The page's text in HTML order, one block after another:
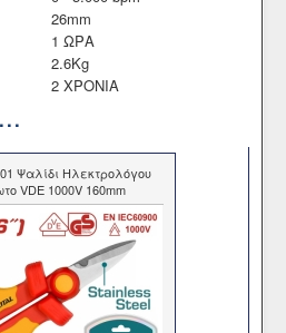
26mm
1 ΩΡΑ
2.6Kg
2 ΧΡΟΝΙΑ
Ψαλίδι Ηλεκτρολόγου
VDE 1000V 160mm